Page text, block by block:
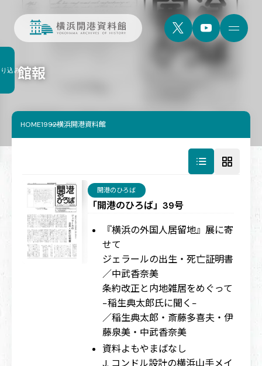
館報
HOME1992横浜開港資料館
「開港のひろば」39号
開港のひろば
『横浜の外国人居留地』展に寄
せて
ジェラールの出生・死亡証明書
／中武香奈美
条約改正と内地雑居をめぐって
−稲生典太郎氏に聞く−
／稲生典太郎・斎藤多喜夫・伊
藤泉美・中武香奈美
資料よもやまばなし
J. コンドル設計の横浜山手メイ
込み